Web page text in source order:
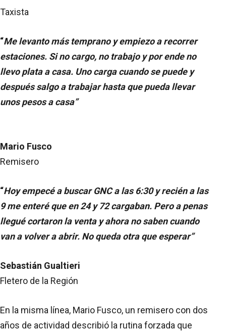
Taxista
“Me levanto más temprano y empiezo a recorrer
estaciones. Si no cargo, no trabajo y por ende no
llevo plata a casa. Uno carga cuando se puede y
después salgo a trabajar hasta que pueda llevar
unos pesos a casa”
Mario Fusco
Remisero
“Hoy empecé a buscar GNC a las 6:30 y recién a las
9 me enteré que en 24 y 72 cargaban. Pero a penas
llegué cortaron la venta y ahora no saben cuando
van a volver a abrir. No queda otra que esperar”
Sebastián Gualtieri
Fletero de la Región
En la misma línea, Mario Fusco, un remisero con dos
años de actividad describió la rutina forzada que